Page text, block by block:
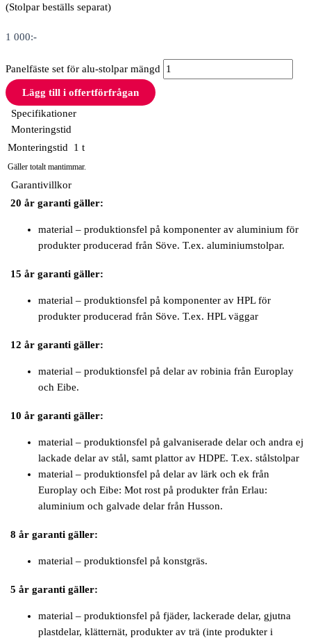
(Stolpar beställs separat)
1 000:-
Panelfäste set för alu-stolpar mängd
Lägg till i offertförfrågan
Specifikationer
Monteringstid
Monteringstid 1 t
Gäller totalt mantimmar.
Garantivillkor
20 år garanti gäller:
material – produktionsfel på komponenter av aluminium för
produkter producerad från Söve. T.ex. aluminiumstolpar.
15 år garanti gäller:
material – produktionsfel på komponenter av HPL för
produkter producerad från Söve. T.ex. HPL väggar
12 år garanti gäller:
material – produktionsfel på delar av robinia från Europlay
och Eibe.
10 år garanti gäller:
material – produktionsfel på galvaniserade delar och andra ej
lackade delar av stål, samt plattor av HDPE. T.ex. stålstolpar
material – produktionsfel på delar av lärk och ek från
Europlay och Eibe: Mot rost på produkter från Erlau:
aluminium och galvade delar från Husson.
8 år garanti gäller:
material – produktionsfel på konstgräs.
5 år garanti gäller:
material – produktionsfel på fjäder, lackerade delar, gjutna
plastdelar, klätternät, produkter av trä (inte produkter i